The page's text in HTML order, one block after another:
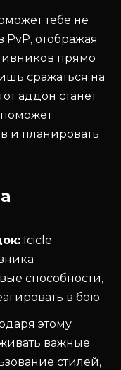
тебе не
отображая
прямо
сражаться на
аддон станет
и планировать
Icicle
способности,
в бою.
этому
важные
стилей,